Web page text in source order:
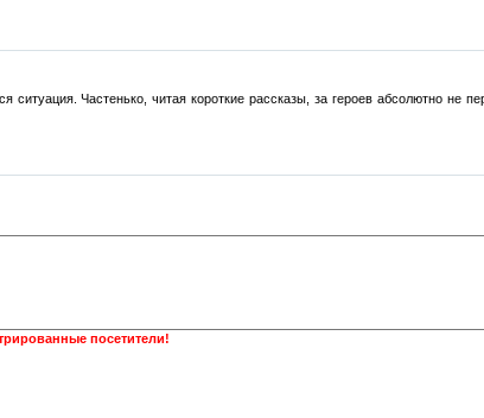
ситуация. Частенько, читая короткие рассказы, за героев абсолютно не
посетители!